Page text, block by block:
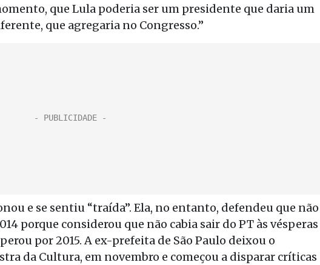
que Lula poderia ser um presidente que daria um
que agregaria no Congresso.”
e se sentiu “traída”. Ela, no entanto, defendeu que não
porque considerou que não cabia sair do PT às vésperas
por 2015. A ex-prefeita de São Paulo deixou o
da Cultura, em novembro e começou a disparar críticas